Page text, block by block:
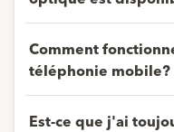
Comment
téléphonie mobile?
Est-ce que j'ai